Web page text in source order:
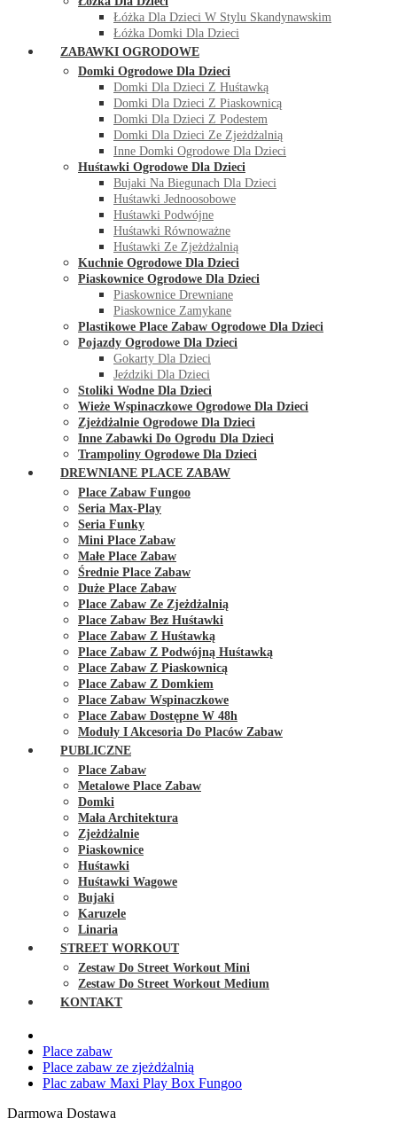
Łóżka Dla Dzieci W Stylu Skandynawskim
Łóżka Domki Dla Dzieci
ZABAWKI OGRODOWE
Domki Ogrodowe Dla Dzieci
Domki Dla Dzieci Z Huśtawką
Domki Dla Dzieci Z Piaskownicą
Domki Dla Dzieci Z Podestem
Domki Dla Dzieci Ze Zjeżdżalnią
Inne Domki Ogrodowe Dla Dzieci
Huśtawki Ogrodowe Dla Dzieci
Bujaki Na Biegunach Dla Dzieci
Huśtawki Jednoosobowe
Huśtawki Podwójne
Huśtawki Równoważne
Huśtawki Ze Zjeżdżalnią
Kuchnie Ogrodowe Dla Dzieci
Piaskownice Ogrodowe Dla Dzieci
Piaskownice Drewniane
Piaskownice Zamykane
Plastikowe Place Zabaw Ogrodowe Dla Dzieci
Pojazdy Ogrodowe Dla Dzieci
Gokarty Dla Dzieci
Jeździki Dla Dzieci
Stoliki Wodne Dla Dzieci
Wieże Wspinaczkowe Ogrodowe Dla Dzieci
Zjeżdżalnie Ogrodowe Dla Dzieci
Inne Zabawki Do Ogrodu Dla Dzieci
Trampoliny Ogrodowe Dla Dzieci
DREWNIANE PLACE ZABAW
Place Zabaw Fungoo
Seria Max-Play
Seria Funky
Mini Place Zabaw
Małe Place Zabaw
Średnie Place Zabaw
Duże Place Zabaw
Place Zabaw Ze Zjeżdżalnią
Place Zabaw Bez Huśtawki
Place Zabaw Z Huśtawką
Place Zabaw Z Podwójną Huśtawką
Place Zabaw Z Piaskownicą
Place Zabaw Z Domkiem
Place Zabaw Wspinaczkowe
Place Zabaw Dostępne W 48h
Moduły I Akcesoria Do Placów Zabaw
PUBLICZNE
Place Zabaw
Metalowe Place Zabaw
Domki
Mała Architektura
Zjeżdżalnie
Piaskownice
Huśtawki
Huśtawki Wagowe
Bujaki
Karuzele
Linaria
STREET WORKOUT
Zestaw Do Street Workout Mini
Zestaw Do Street Workout Medium
KONTAKT
Place zabaw
Place zabaw ze zjeżdżalnią
Plac zabaw Maxi Play Box Fungoo
Darmowa Dostawa